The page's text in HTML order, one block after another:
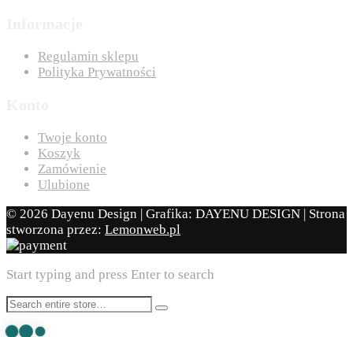
Regulamin sklepu
Polityka Prywatności
Twoje konto
Koszyk
Zamówienie
Ulubione
© 2026 Dayenu Design | Grafika: DAYENU DESIGN | Strona
stworzona przez: Lemonweb.pl
Start typing and press Enter to search